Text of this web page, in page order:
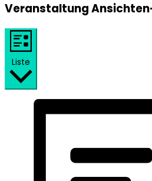
Veranstaltung
Liste